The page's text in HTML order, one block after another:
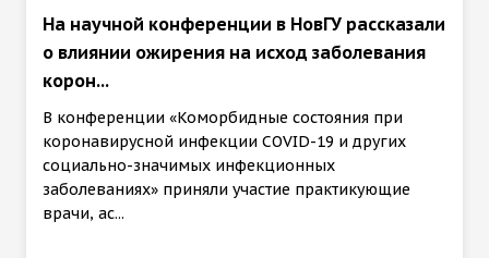
На научной конференции в НовГУ рассказали
о влиянии ожирения на исход заболевания
корон...
В конференции «Коморбидные состояния при
коронавирусной инфекции COVID-19 и других
социально-значимых инфекционных
заболеваниях» приняли участие практикующие
врачи, ас...